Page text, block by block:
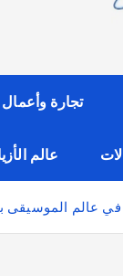
تجارة وأعمال
عالم